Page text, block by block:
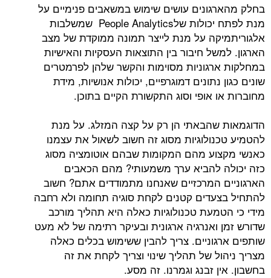
בחלק מהארגונים עושים שימוש במשאבים פנימיים על
מנת לפתח יכולות שלPeople Analytics שמשלבות
אלגוריתמיקה על מנת לייצר תמונה ממוקדת של מצב
הארגון. למשל חיבור בין התוצאות העסקיות והאישיות
במחלקות ארגוניות מסוימות והקשר שלהן לפרמטרים
שונים כגון נתונים דמוגרפיים, יכולות אנושיות, מידת
מחוברות או אופי וסוג התקשורת הקיים בתוכן.
הדוגמאות שהבאתי הן רק על קצה המזלג. על מנת
להטמיע טכנולוגיות מסוג זה חשוב לשאול את עצמנו
כאנשי מקצוע מהם המקומות שבהם אוטומציה מסוג
כזה יכולה להביא ערך משמעותי? מהם הכאבים
הארגוניים המרכזיים שאנחנו מתמודדים אתם? חשוב
להתחיל בצעדים קטנים לקחת סוגיה תחומה ולא רחבה
מידי כי הטמעת טכנולוגיות כאלה היא תהליך מורכב
שדורש זמן ואנרגיה ארגונית ובעיקר רתימה של לא מעט
שותפים ארגוניים. צריך להבין ששימוש בכלים כאלה
מצריך ניהול של תהליך שינוי וצריך לקחת את זה
בחשבון. אין זבנג וגמרנו. זה מסע.